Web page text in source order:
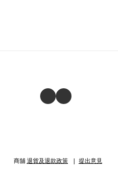
商舖 退貨及退款政策 提出意見